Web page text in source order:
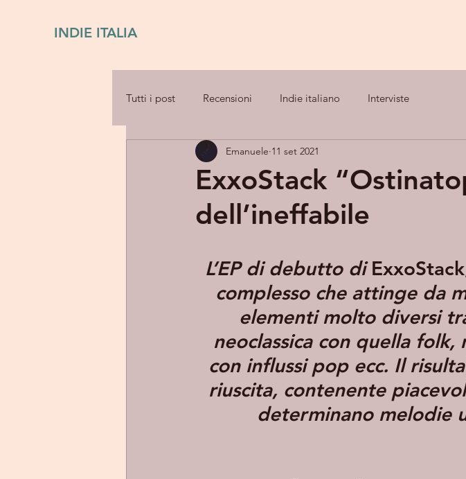
INDIE ITALIA
Tutti i post Recensioni Indie italiano Interviste
ExxoStack
dell’ineffabile
Emanuele 11 set 2021
L’EP di debutto di
complesso che attinge da
elementi molto diversi
neoclassica con quella
con influssi pop ecc. Il
riuscita, contenente
determinano melodie